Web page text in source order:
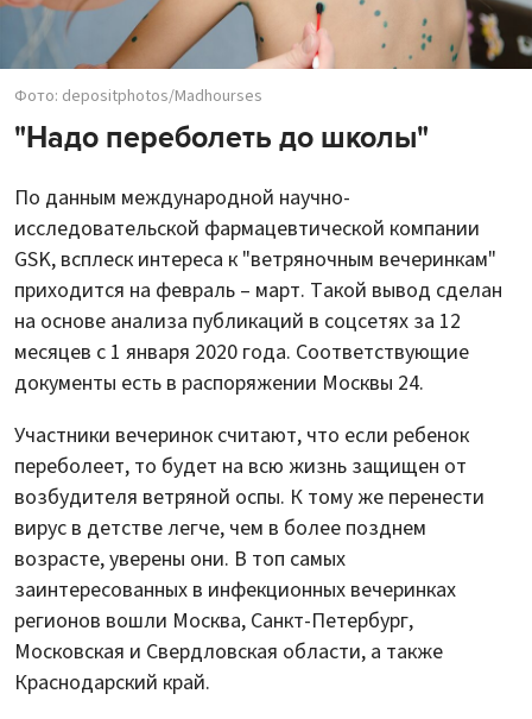
Фото: depositphotos/Madhourses
"Надо переболеть до школы"
По данным международной научно-
исследовательской фармацевтической компании
GSK, всплеск интереса к "ветряночным вечеринкам"
приходится на февраль – март. Такой вывод сделан
на основе анализа публикаций в соцсетях за 12
месяцев с 1 января 2020 года. Соответствующие
документы есть в распоряжении Москвы 24.
Участники вечеринок считают, что если ребенок
переболеет, то будет на всю жизнь защищен от
возбудителя ветряной оспы. К тому же перенести
вирус в детстве легче, чем в более позднем
возрасте, уверены они. В топ самых
заинтересованных в инфекционных вечеринках
регионов вошли Москва, Санкт-Петербург,
Московская и Свердловская области, а также
Краснодарский край.